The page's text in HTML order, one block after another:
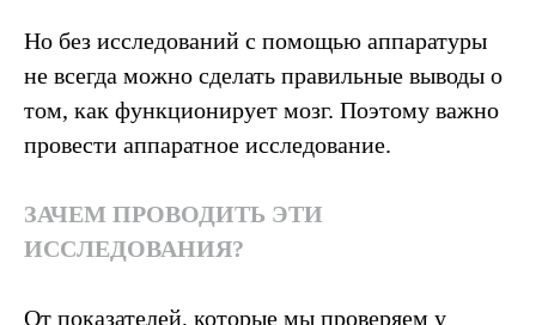
Но без исследований с помощью аппаратуры
не всегда можно сделать правильные выводы о
том, как функционирует мозг. Поэтому важно
провести аппаратное исследование.
ЗАЧЕМ ПРОВОДИТЬ ЭТИ
ИССЛЕДОВАНИЯ?
От показателей, которые мы проверяем у